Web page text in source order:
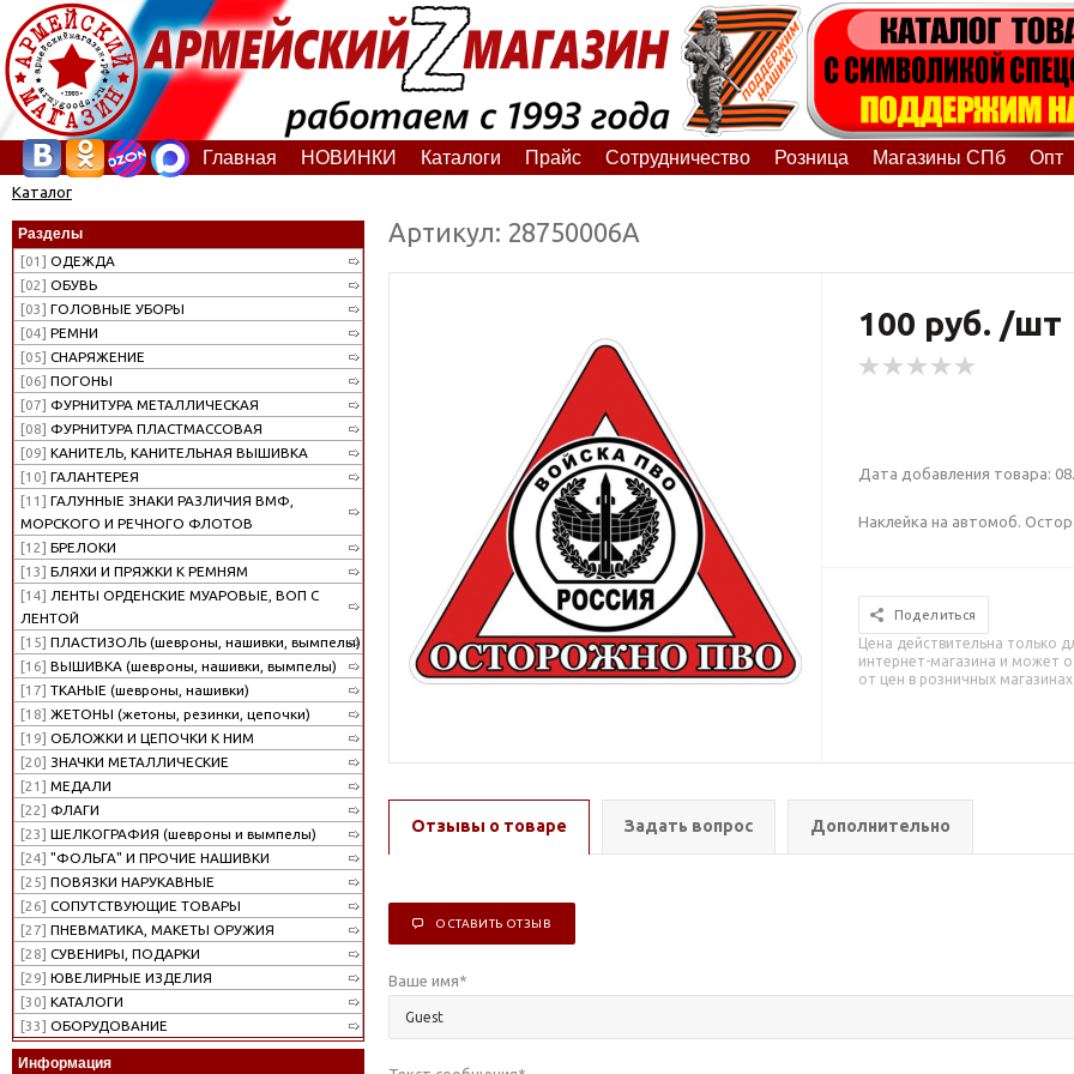
Главная НОВИНКИ Каталоги Прайс Сотрудничество Розница Магазины СПб Опт
Каталог
Разделы
[01] ОДЕЖДА
[02] ОБУВЬ
[03] ГОЛОВНЫЕ УБОРЫ
[04] РЕМНИ
[05] СНАРЯЖЕНИЕ
[06] ПОГОНЫ
[07] ФУРНИТУРА МЕТАЛЛИЧЕСКАЯ
[08] ФУРНИТУРА ПЛАСТМАССОВАЯ
[09] КАНИТЕЛЬ, КАНИТЕЛЬНАЯ ВЫШИВКА
[10] ГАЛАНТЕРЕЯ
[11] ГАЛУННЫЕ ЗНАКИ РАЗЛИЧИЯ ВМФ,
МОРСКОГО И РЕЧНОГО ФЛОТОВ
[12] БРЕЛОКИ
[13] БЛЯХИ И ПРЯЖКИ К РЕМНЯМ
[14] ЛЕНТЫ ОРДЕНСКИЕ МУАРОВЫЕ, ВОП С
ЛЕНТОЙ
[15] ПЛАСТИЗОЛЬ (шевроны, нашивки, вымпелы)
[16] ВЫШИВКА (шевроны, нашивки, вымпелы)
[17] ТКАНЫЕ (шевроны, нашивки)
[18] ЖЕТОНЫ (жетоны, резинки, цепочки)
[19] ОБЛОЖКИ И ЦЕПОЧКИ К НИМ
[20] ЗНАЧКИ МЕТАЛЛИЧЕСКИЕ
[21] МЕДАЛИ
[22] ФЛАГИ
[23] ШЕЛКОГРАФИЯ (шевроны и вымпелы)
[24] "ФОЛЬГА" И ПРОЧИЕ НАШИВКИ
[25] ПОВЯЗКИ НАРУКАВНЫЕ
[26] СОПУТСТВУЮЩИЕ ТОВАРЫ
[27] ПНЕВМАТИКА, МАКЕТЫ ОРУЖИЯ
[28] СУВЕНИРЫ, ПОДАРКИ
[29] ЮВЕЛИРНЫЕ ИЗДЕЛИЯ
[30] КАТАЛОГИ
[33] ОБОРУДОВАНИЕ
Информация
Артикул: 28750006А
100 руб. /шт
Дата добавления товара:
Наклейка на автомоб.
Поделиться
Цена действительна только
интернет-магазина и может
от цен в розничных магазинах
Отзывы о товаре Задать вопрос Дополнительно
ОСТАВИТЬ ОТЗЫВ
Ваше имя*